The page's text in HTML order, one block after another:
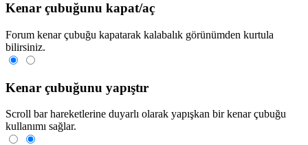
Kenar çubuğunu kapat/aç
Forum kenar çubuğu kapatarak kalabalık görünümden kurtula
bilirsiniz.
Kenar çubuğunu yapıştır
Scroll bar hareketlerine duyarlı olarak yapışkan bir kenar çubuğu
kullanımı sağlar.